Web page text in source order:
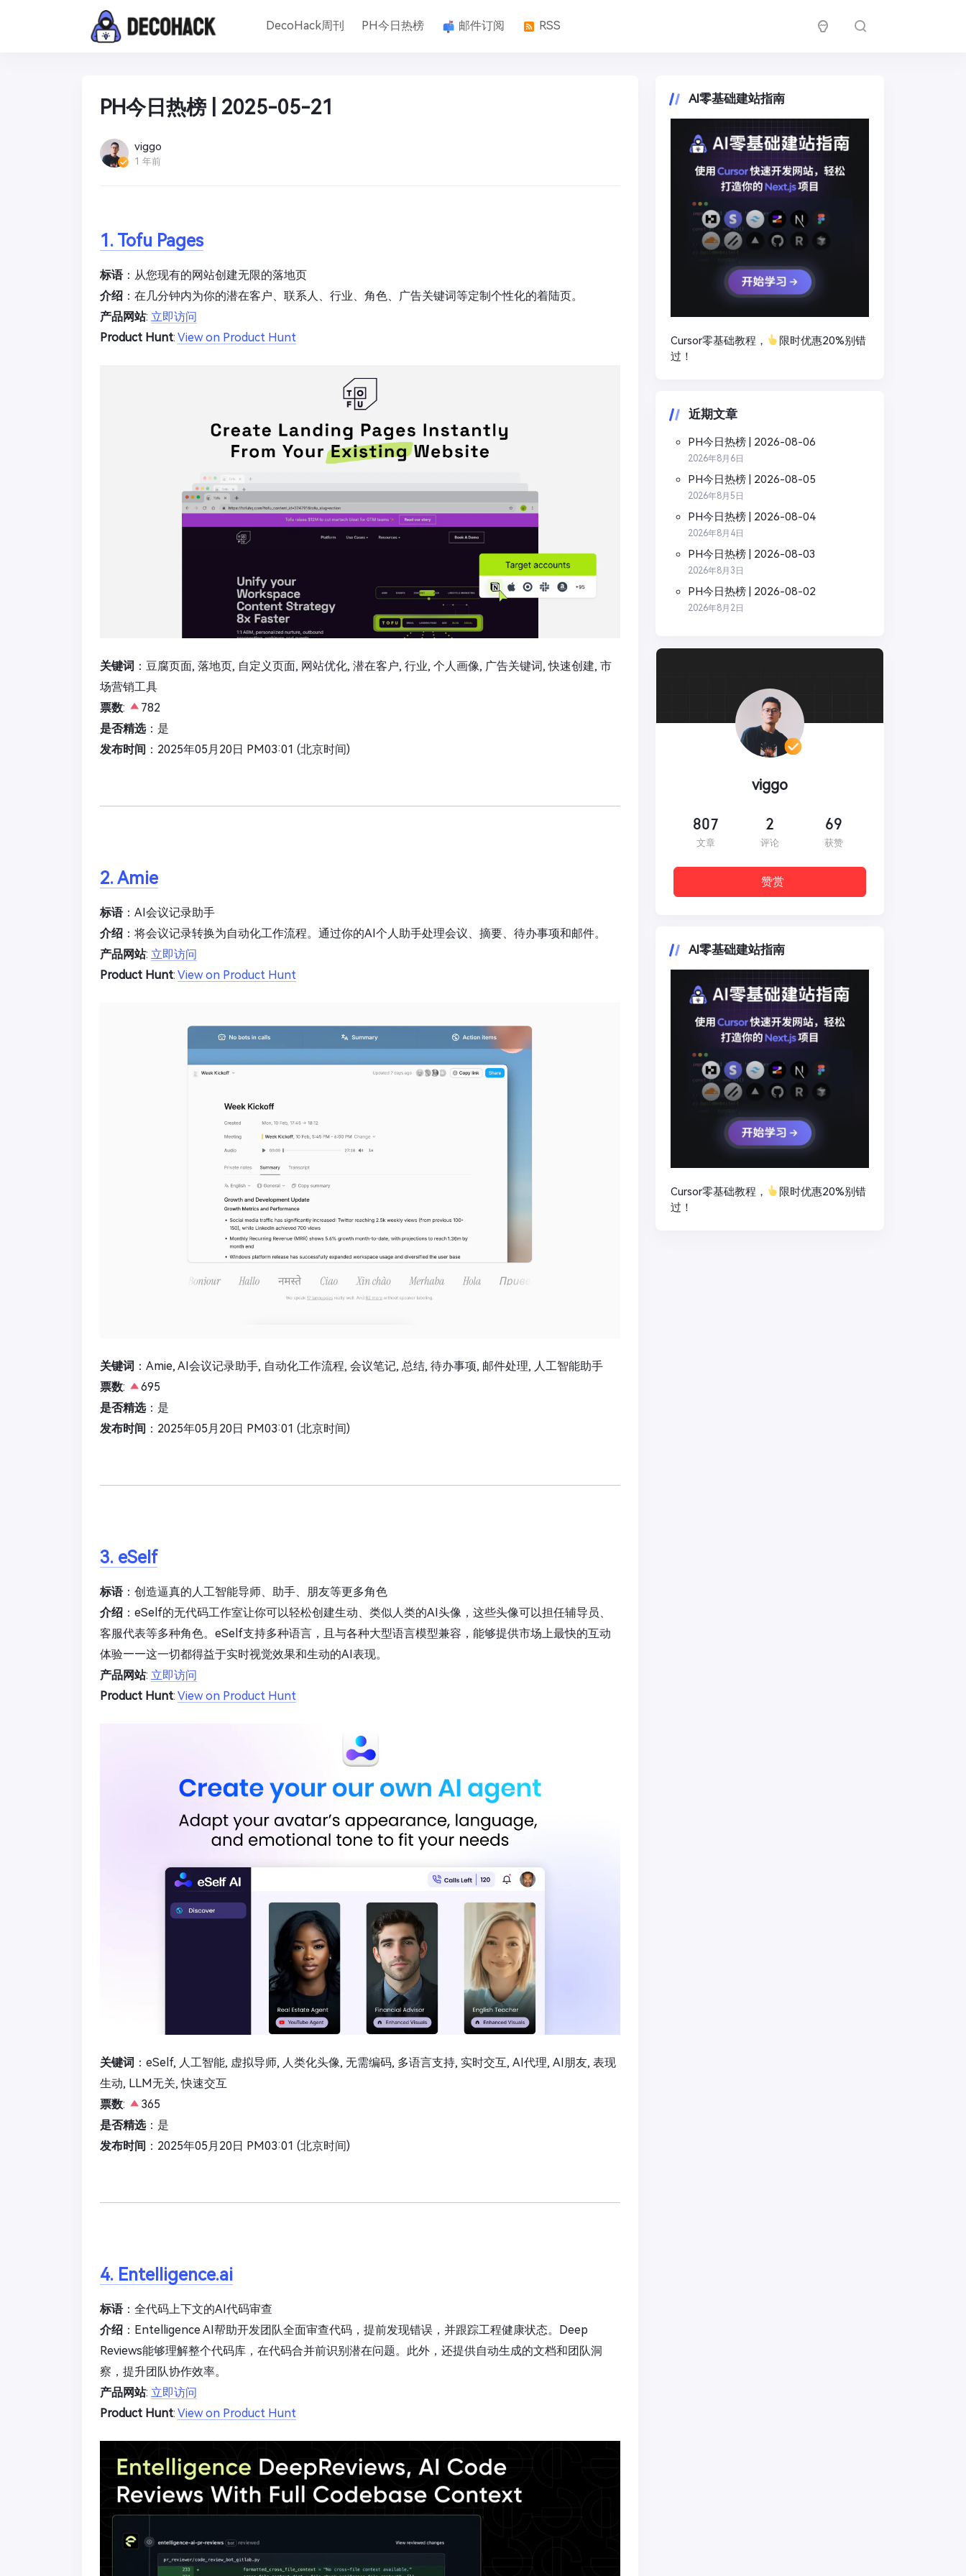
DecoHack周刊 PH今日热榜 邮件订阅 RSS
PH今日热榜 | 2025-05-21
viggo
1 年前
1. Tofu Pages
标语：从您现有的网站创建无限的落地页
介绍 ：在几分钟内为你的潜在客户、联系人、行业、角色、广告关键词等定制个性化的着陆页。
产品网站: 立即访问
Product Hunt: View on Product Hunt
关键词 ：豆腐页面, 落地页, 自定义页面, 网站优化, 潜在客户, 行业, 个人画像, 广告关键词, 快速创建, 市
场营销工具
票数:
782
是否精选：是
发布时间 ：2025年05月20日 PM03:01 (北京时间)
2. Amie
标语：AI会议记录助手
介绍 ：将会议记录转换为自动化工作流程。通过你的AI个人助手处理会议、摘要、待办事项和邮件。
产品网站: 立即访问
Product Hunt: View on Product Hunt
关键词 ：Amie, AI会议记录助手, 自动化工作流程, 会议笔记, 总结, 待办事项, 邮件处理, 人工智能助手
票数:
695
是否精选：是
发布时间 ：2025年05月20日 PM03:01 (北京时间)
3. eSelf
标语：创造逼真的人工智能导师、助手、朋友等更多角色
介绍 ：eSelf的无代码工作室让你可以轻松创建生动、类似人类的AI头像，这些头像可以担任辅导员、
客服代表等多种角色。eSelf支持多种语言，且与各种大型语言模型兼容，能够提供市场上最快的互动
体验——这一切都得益于实时视觉效果和生动的AI表现。
产品网站: 立即访问
Product Hunt: View on Product Hunt
关键词 ：eSelf, 人工智能, 虚拟导师, 人类化头像, 无需编码, 多语言支持, 实时交互, AI代理, AI朋友, 表现
生动, LLM无关, 快速交互
票数:
365
是否精选：是
发布时间 ：2025年05月20日 PM03:01 (北京时间)
4. Entelligence.ai
标语：全代码上下文的AI代码审查
介绍 ：Entelligence AI帮助开发团队全面审查代码，提前发现错误，并跟踪工程健康状态。Deep
Reviews能够理解整个代码库，在代码合并前识别潜在问题。此外，还提供自动生成的文档和团队洞
察，提升团队协作效率。
产品网站: 立即访问
Product Hunt: View on Product Hunt
AI零基础建站指南
Cursor零基础教程，
限时优惠20%别错
过！
近期文章
PH今日热榜 | 2026-08-06
2026年8月6日
PH今日热榜 | 2026-08-05
2026年8月5日
PH今日热榜 | 2026-08-04
2026年8月4日
PH今日热榜 | 2026-08-03
2026年8月3日
PH今日热榜 | 2026-08-02
2026年8月2日
viggo
807
文章
2
评论
69
获赞
赞赏
AI零基础建站指南
Cursor零基础教程，
限时优惠20%别错
过！